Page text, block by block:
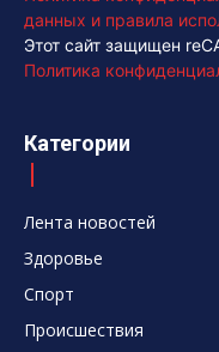
данных и правила
Этот сайт защищен
Политика
Категории
Лента новостей
Здоровье
Спорт
Происшествия